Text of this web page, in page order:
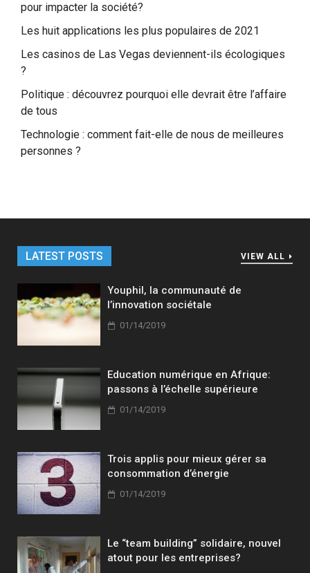
pour impacter la société?
Les huit applications les plus populaires de 2021
Les casinos de Las Vegas deviennent-ils écologiques
?
Politique : découvrez pourquoi elle devrait être l’affaire
de tous
Technologie : comment fait-elle de nous de meilleures
personnes ?
LATEST POSTS VIEW ALL
Youphil, la communauté de
l’innovation sociétale
01/14/2019
Education numérique en Afrique:
passons à l’échelle supérieure
01/14/2019
Trois applis pour mieux gérer sa
consommation d’énergie
01/14/2019
Le “team building” solidaire, nouvel
atout pour les entreprises?